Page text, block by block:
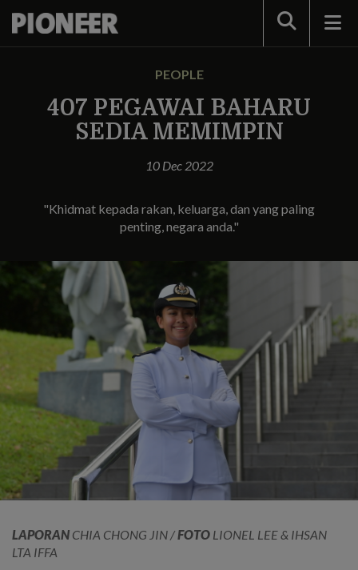
Search
PEOPLE
407 PEGAWAI BAHARU
SEDIA MEMIMPIN
10 Dec 2022
"Khidmat kepada rakan, keluarga, dan yang paling
penting, negara anda."
LAPORAN CHIA CHONG JIN /FOTO LIONEL LEE & IHSAN
LTA IFFA